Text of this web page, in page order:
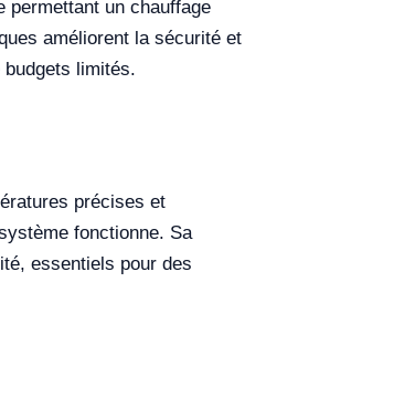
permettant un chauffage
améliorent la sécurité et
limités.
précises et
fonctionne. Sa
essentiels pour des